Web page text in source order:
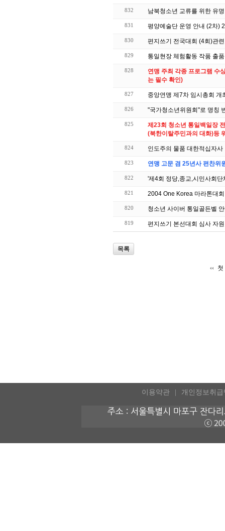
832 남북청소년 교류를 위한 유
831 평양예술단 운영 안내 (2차)
830 편지쓰기 전국대회 (4회)관
829 통일현장 체험활동 작품 출
828
연맹 주최 각종 프로그램 수
는 필수 확인)
827 중앙연맹 제7차 임시총회 개
826 "국가청소년위원회"로 명칭
825
제23회 청소년 통일백일장
(북한이탈주민과의 대화)등
824 인도주의 물품 대한적십자사
823 연맹 고문 겸 25년사 편찬위
822 '제4회 정당,종교,시민사회단
821 2004 One Korea 마라톤대
820 청소년 사이버 통일골든벨
819 편지쓰기 본선대회 심사 자
목록
첫
이용약관 개인정보취급